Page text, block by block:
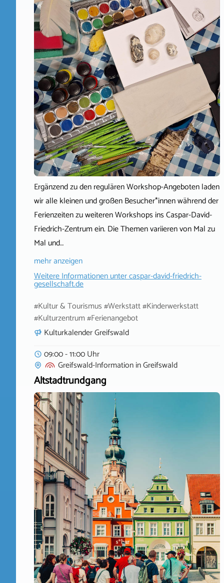
Ergänzend zu den regulären Workshop-Angeboten laden
wir alle kleinen und großen Besucher*innen während der
Ferienzeiten zu weiteren Workshops ins Caspar-David-
Friedrich-Zentrum ein. Die Themen variieren von Mal zu
Mal und…
mehr anzeigen
Weitere Informationen untercaspar-david-friedrich-
gesellschaft.de
#Kultur & Tourismus #Werkstatt #Kinderwerkstatt
#Kulturzentrum #Ferienangebot
Kulturkalender Greifswald
09:00 - 11:00 Uhr
Greifswald-InformationinGreifswald
Altstadtrundgang